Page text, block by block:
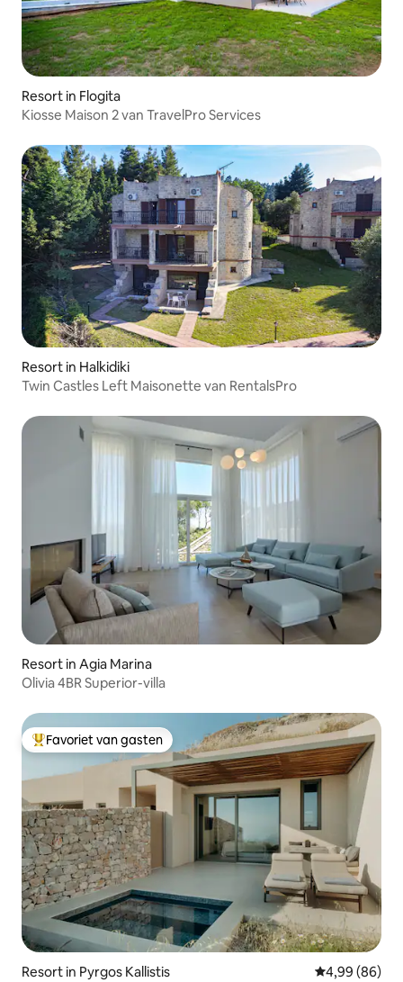
Resort in Flogita
Kiosse Maison 2 van TravelPro Services
Resort in Halkidiki
Twin Castles Left Maisonette van RentalsPro
Resort in Agia Marina
Olivia 4BR Superior-villa
Topfavoriet van gasten
Favoriet van gasten
Resort in Pyrgos Kallistis Gemiddelde
4,99 (86)